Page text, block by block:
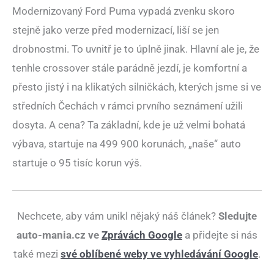
Modernizovaný Ford Puma vypadá zvenku skoro
stejně jako verze před modernizací, liší se jen
drobnostmi. To uvnitř je to úplně jinak. Hlavní ale je, že
tenhle crossover stále parádně jezdí, je komfortní a
přesto jistý i na klikatých silničkách, kterých jsme si ve
středních Čechách v rámci prvního seznámení užili
dosyta. A cena? Ta základní, kde je už velmi bohatá
výbava, startuje na 499 900 korunách, „naše“ auto
startuje o 95 tisíc korun výš.
Nechcete, aby vám unikl nějaký náš článek? Sledujte
auto-mania.cz ve Zprávách Google a přidejte si nás
také mezi své oblíbené weby ve vyhledávání Google.